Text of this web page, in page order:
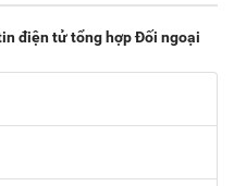
điện tử tổng hợp Đối ngoại